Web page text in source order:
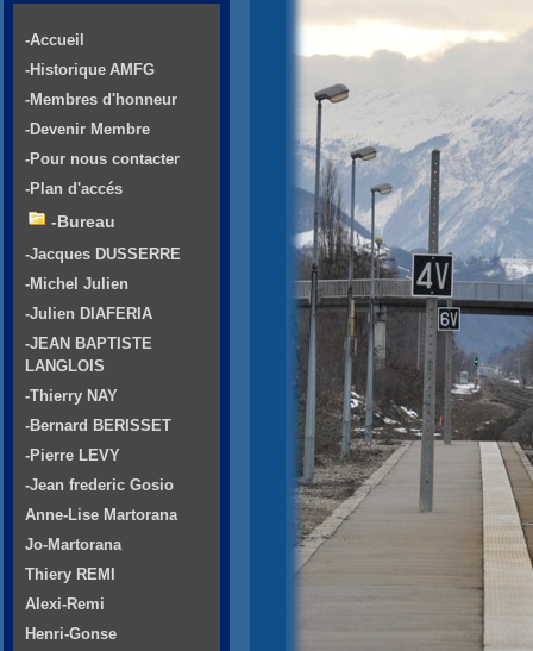
-Accueil
-Historique AMFG
-Membres d'honneur
-Devenir Membre
-Pour nous contacter
-Plan d'accés
-Bureau
-Jacques DUSSERRE
-Michel Julien
-Julien DIAFERIA
-JEAN BAPTISTE
LANGLOIS
-Thierry NAY
-Bernard BERISSET
-Pierre LEVY
-Jean frederic Gosio
Anne-Lise Martorana
Jo-Martorana
Thiery REMI
Alexi-Remi
Henri-Gonse